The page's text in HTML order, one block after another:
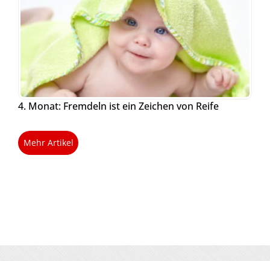
4. Monat: Fremdeln ist ein Zeichen von Reife
Mehr Artikel